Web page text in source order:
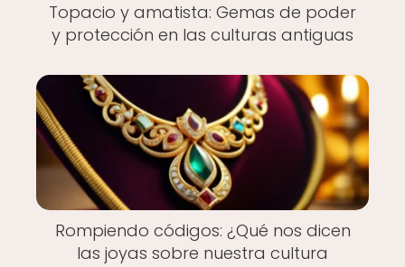
Topacio y amatista: Gemas de poder
y protección en las culturas antiguas
Rompiendo códigos: ¿Qué nos dicen
las joyas sobre nuestra cultura